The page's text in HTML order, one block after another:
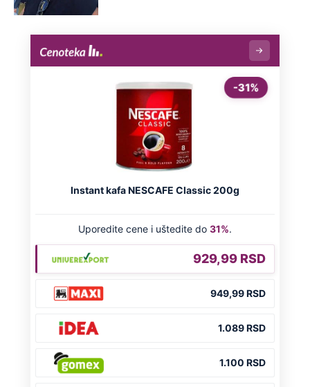
hladnokrvno sve do hapšenja, ovo su
Apokaliptični prizori požara u
Deliblatskoj peščari: Stigla i Vojska
Srbije, nebo se ne vidi od dima (Foto)